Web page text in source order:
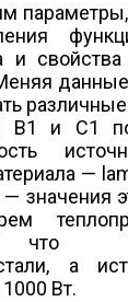
и свойства
B1 и С1
—
значения
что
а
Вт.